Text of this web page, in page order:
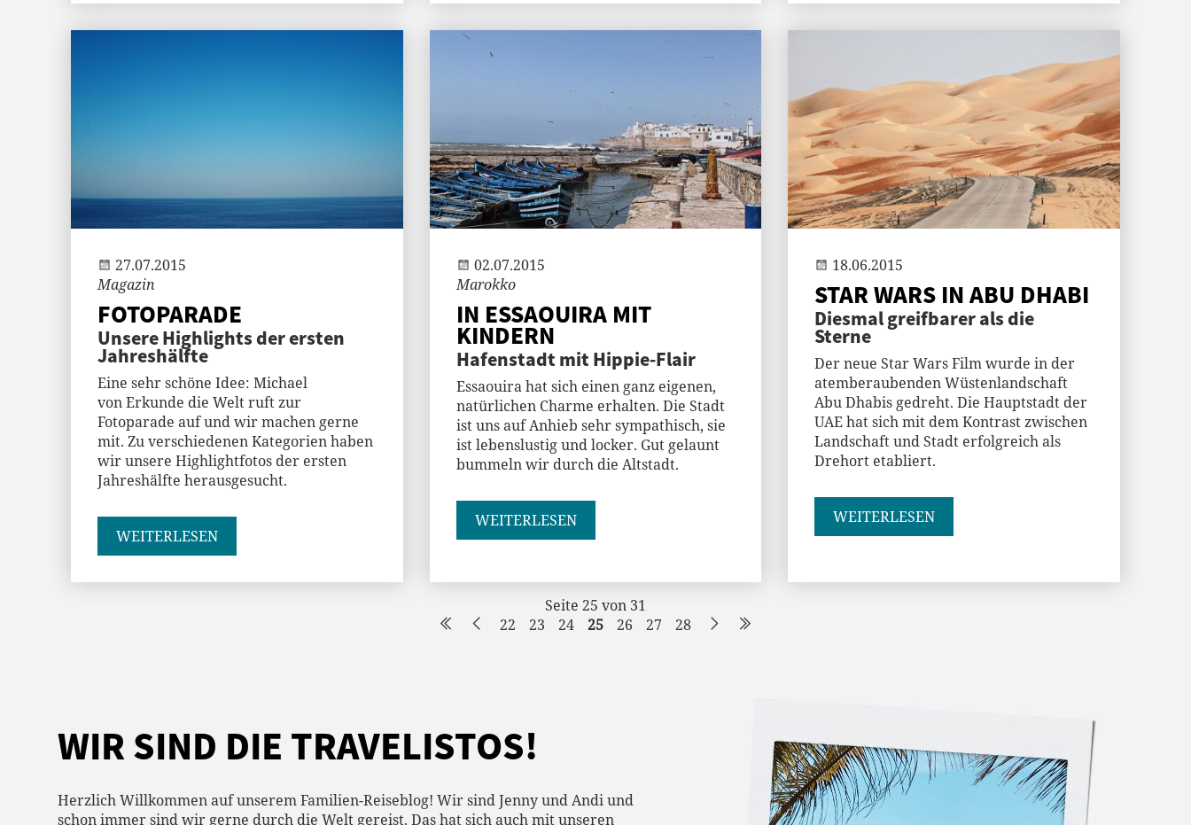
27.07.2015
Magazin
FOTOPARADE
Unsere Highlights der ersten
Jahreshälfte
Eine sehr schöne Idee: Michael
von Erkunde die Welt ruft zur
Fotoparade auf und wir machen gerne
mit. Zu verschiedenen Kategorien haben
wir unsere Highlightfotos der ersten
Jahreshälfte herausgesucht.
WEITERLESEN
Andi
02.07.2015
Marokko
IN ESSAOUIRA MIT
KINDERN
Hafenstadt mit Hippie-Flair
Essaouira hat sich einen ganz eigenen,
natürlichen Charme erhalten. Die Stadt
ist uns auf Anhieb sehr sympathisch, sie
ist lebenslustig und locker. Gut gelaunt
bummeln wir durch die Altstadt.
WEITERLESEN
Gast
18.06.2015
STAR WARS IN ABU DHABI
Diesmal greifbarer als die
Sterne
Der neue Star Wars Film wurde in der
atemberaubenden Wüstenlandschaft
Abu Dhabis gedreht. Die Hauptstadt der
UAE hat sich mit dem Kontrast zwischen
Landschaft und Stadt erfolgreich als
Drehort etabliert.
WEITERLESEN
Seite 25 von 31
22
23 24 25 26 27 28
WIR SIND DIE TRAVELISTOS!
Herzlich Willkommen auf unserem Familien-Reiseblog! Wir sind Jenny und Andi und
schon immer sind wir gerne durch die Welt gereist. Das hat sich auch mit unseren